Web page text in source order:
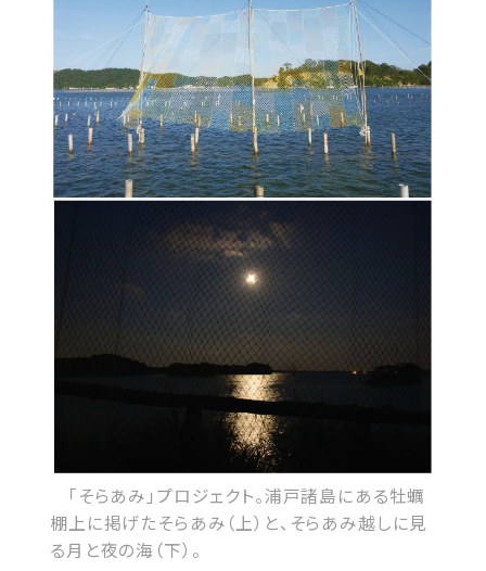
「そらあみ」プロジェクト。浦戸諸島にある牡蠣
棚上に掲げたそらあみ（上）と、そらあみ越しに見
る月と夜の海（下）。